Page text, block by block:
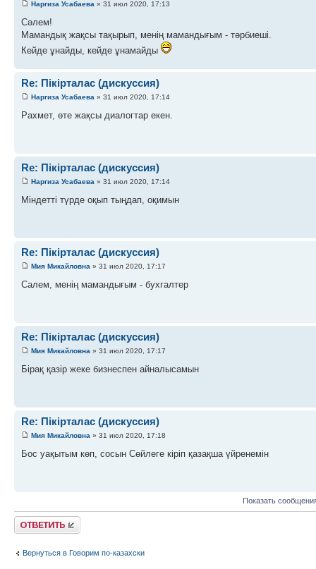
Наргиза Усабаева » 31 июл 2020, 17:13
Сәлем!
Мамандық жақсы тақырып, менің мамандығым - тәрбиеші.
Кейде ұнайды, кейде ұнамайды
Re: Пікірталас (дискуссия)
Наргиза Усабаева » 31 июл 2020, 17:14
Рахмет, өте жақсы диалогтар екен.
Re: Пікірталас (дискуссия)
Наргиза Усабаева » 31 июл 2020, 17:14
Міндетті түрде оқып тыңдап, оқимын
Re: Пікірталас (дискуссия)
Мия Микайловна » 31 июл 2020, 17:17
Салем, менің мамандығым - бухгалтер
Re: Пікірталас (дискуссия)
Мия Микайловна » 31 июл 2020, 17:17
Бірақ қазір жеке бизнеспен айналысамын
Re: Пікірталас (дискуссия)
Мия Микайловна » 31 июл 2020, 17:18
Бос уақытым көп, сосын Сөйлеге кіріп қазақша үйренемін
Показать
Ответить
Вернуться в Говорим по-казахски